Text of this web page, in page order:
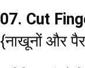
07. Cut
{नाखूनों और